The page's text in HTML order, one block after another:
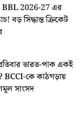
BBL 2026-27 এর
বড় সিদ্ধান্ত ক্রিকেট
ভারত-পাক একই
BCCI-কে কাঠগড়ায়
সাংসদ